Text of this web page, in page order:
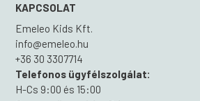
KAPCSOLAT
Emeleo Kids Kft.
info@emeleo.hu
+36 30 3307714
Telefonos ügyfélszolgálat:
H-Cs 9:00 és 15:00